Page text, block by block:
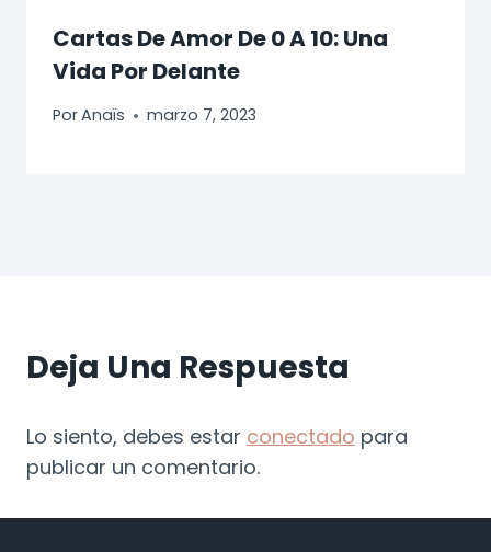
Cartas De Amor De 0 A 10: Una
Vida Por Delante
PorAnaïs marzo 7, 2023
Deja Una Respuesta
Lo siento, debes estar conectado para
publicar un comentario.